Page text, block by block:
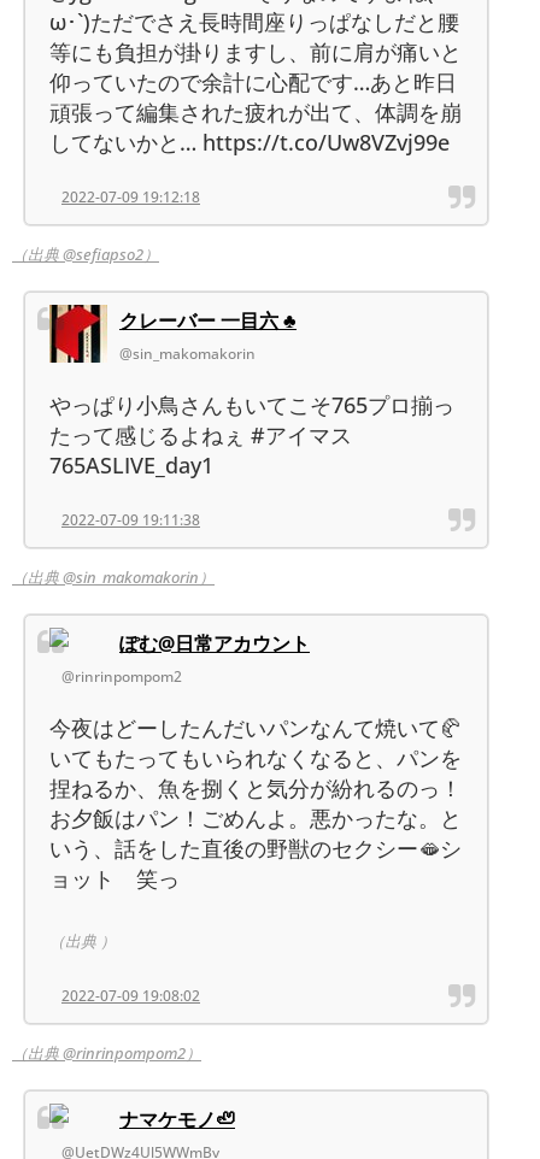
ω･`)ただでさえ長時間座りっぱなしだと腰
等にも負担が掛りますし、前に肩が痛いと
仰っていたので余計に心配です…あと昨日
頑張って編集された疲れが出て、体調を崩
してないかと… https://t.co/Uw8VZvj99e
2022-07-09 19:12:18
（出典 @sefiapso2）
クレーバー 一目六 ♣️
@sin_makomakorin
やっぱり小鳥さんもいてこそ765プロ揃っ
たって感じるよねぇ #アイマス
765ASLIVE_day1
2022-07-09 19:11:38
（出典 @sin_makomakorin）
ぽむ@日常アカウント
@rinrinpompom2
今夜はどーしたんだいパンなんて焼いて🥐
いてもたってもいられなくなると、パンを
捏ねるか、魚を捌くと気分が紛れるのっ！
お夕飯はパン！ごめんよ。悪かったな。と
いう、話をした直後の野獣のセクシー🫦シ
ョット 笑っ
（出典 ）
2022-07-09 19:08:02
（出典 @rinrinpompom2）
ナマケモノ🦥
@UetDWz4Ul5WWmBv